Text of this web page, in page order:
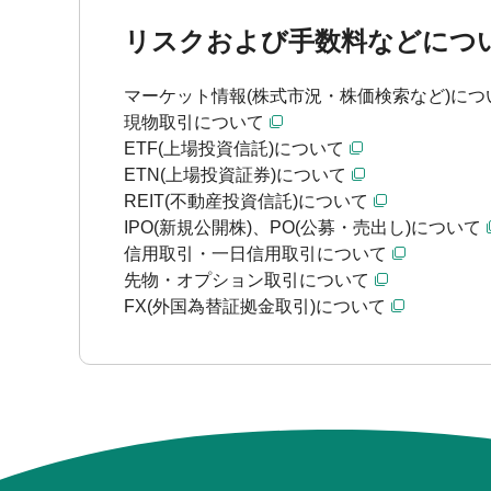
リスクおよび手数料などにつ
マーケット情報(株式市況・株価検索など)につ
現物取引について
ETF(上場投資信託)について
ETN(上場投資証券)について
REIT(不動産投資信託)について
IPO(新規公開株)、PO(公募・売出し)について
信用取引・一日信用取引について
先物・オプション取引について
FX(外国為替証拠金取引)について